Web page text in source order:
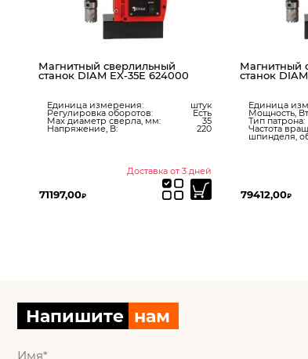
Магнитный сверлильный
станок DIAM EX-35E 624000
Единица измерения: штук
Регулировка оборотов: Есть
Max диаметр сверла, мм: 35
Напряжение, В: 220
Доставка от 3 дней
71197,00₽
Магнитный
станок
Единица
Мощность,
Тип патрона:
Частота
шпинделя,
79412,00₽
Напишите нам